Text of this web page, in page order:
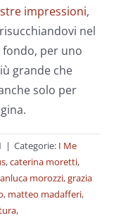
impressioni,
nel
per uno
grande che
solo per
| Categorie: I Me
,caterina moretti,
morozzi,grazia
, matteo madafferi,
,